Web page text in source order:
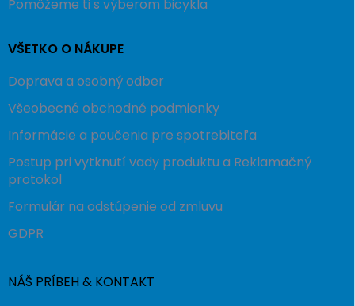
Pomôžeme ti s výberom bicykla
VŠETKO O NÁKUPE
Doprava a osobný odber
Všeobecné obchodné podmienky
Informácie a poučenia pre spotrebiteľa
Postup pri vytknutí vady produktu a Reklamačný
protokol
Formulár na odstúpenie od zmluvu
GDPR
NÁŠ PRÍBEH & KONTAKT